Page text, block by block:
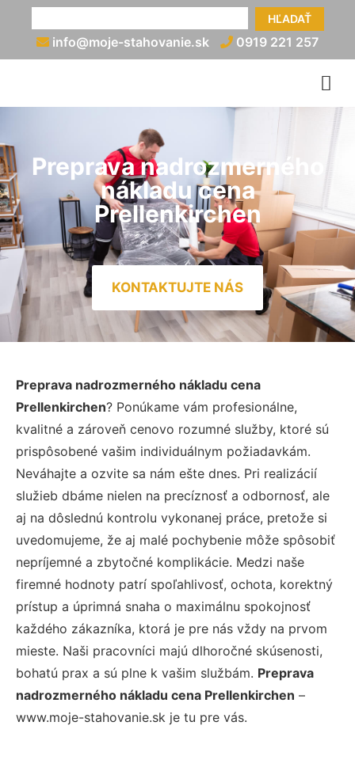
HĽADAŤ
info@moje-stahovanie.sk 0919 221 257
Preprava nadrozmerného
nákladu cena
Prellenkirchen
KONTAKTUJTE NÁS
Preprava nadrozmerného nákladu cena
Prellenkirchen? Ponúkame vám profesionálne,
kvalitné a zároveň cenovo rozumné služby, ktoré sú
prispôsobené vašim individuálnym požiadavkám.
Neváhajte a ozvite sa nám ešte dnes. Pri realizácií
služieb dbáme nielen na precíznosť a odbornosť, ale
aj na dôslednú kontrolu vykonanej práce, pretože si
uvedomujeme, že aj malé pochybenie môže spôsobiť
nepríjemné a zbytočné komplikácie. Medzi naše
firemné hodnoty patrí spoľahlivosť, ochota, korektný
prístup a úprimná snaha o maximálnu spokojnosť
každého zákazníka, ktorá je pre nás vždy na prvom
mieste. Naši pracovníci majú dlhoročné skúsenosti,
bohatú prax a sú plne k vašim službám. Preprava
nadrozmerného nákladu cena Prellenkirchen –
www.moje-stahovanie.sk je tu pre vás.